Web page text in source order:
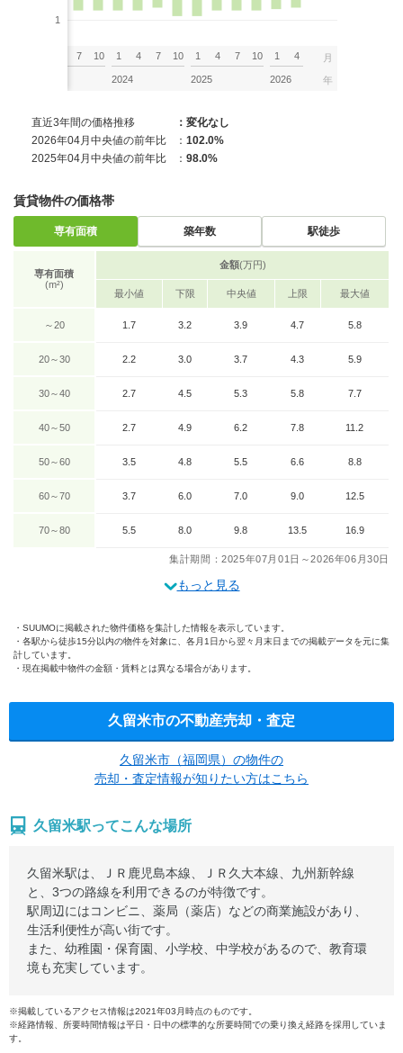
1
7 10 1 4 7 10
2024
1 4 7 10
2025
1 4
2026
月
年
直近3年間の価格推移
：変化なし
2026年04月中央値の前年比
： 102.0%
2025年04月中央値の前年比
： 98.0%
賃貸物件の価格帯
専有面積 築年数 駅徒歩
専有面積
(m²)
金額(万円)
最小値 下限 中央値 上限 最大値
～20 1.7 3.2 3.9 4.7 5.8
20～30 2.2 3.0 3.7 4.3 5.9
30～40 2.7 4.5 5.3 5.8 7.7
40～50 2.7 4.9 6.2 7.8 11.2
50～60 3.5 4.8 5.5 6.6 8.8
60～70 3.7 6.0 7.0 9.0 12.5
70～80 5.5 8.0 9.8 13.5 16.9
集計期間：2025年07月01日～2026年06月30日
もっと見る
SUUMOに掲載された物件価格を集計した情報を表示しています。
各駅から徒歩15分以内の物件を対象に、各月1日から翌々月末日までの掲載データを元に集
計しています。
現在掲載中物件の金額・賃料とは異なる場合があります。
久留米市の不動産売却・査定
久留米市（福岡県）の物件の
売却・査定情報が知りたい方はこちら
久留米駅ってこんな場所
久留米駅は、ＪＲ鹿児島本線、ＪＲ久大本線、九州新幹線
と、3つの路線を利用できるのが特徴です。
駅周辺にはコンビニ、薬局（薬店）などの商業施設があり、
生活利便性が高い街です。
また、幼稚園・保育園、小学校、中学校があるので、教育環
境も充実しています。
※掲載しているアクセス情報は2021年03月時点のものです。
※経路情報、所要時間情報は平日・日中の標準的な所要時間での乗り換え経路を採用していま
す。